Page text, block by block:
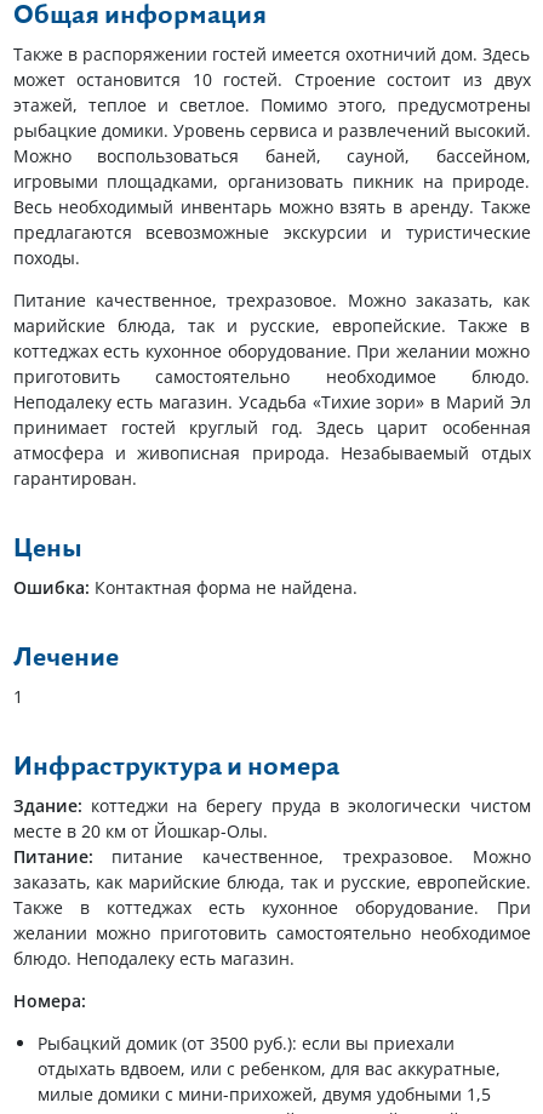
Общая информация
Также в распоряжении гостей имеется охотничий дом. Здесь
может остановится 10 гостей. Строение состоит из двух
этажей, теплое и светлое. Помимо этого, предусмотрены
рыбацкие домики. Уровень сервиса и развлечений высокий.
Можно воспользоваться баней, сауной, бассейном,
игровыми площадками, организовать пикник на природе.
Весь необходимый инвентарь можно взять в аренду. Также
предлагаются всевозможные экскурсии и туристические
походы.
Питание качественное, трехразовое. Можно заказать, как
марийские блюда, так и русские, европейские. Также в
коттеджах есть кухонное оборудование. При желании можно
приготовить самостоятельно необходимое блюдо.
Неподалеку есть магазин. Усадьба «Тихие зори» в Марий Эл
принимает гостей круглый год. Здесь царит особенная
атмосфера и живописная природа. Незабываемый отдых
гарантирован.
Цены
Ошибка: Контактная форма не найдена.
Лечение
1
Инфраструктура и номера
Здание: коттеджи на берегу пруда в экологически чистом
месте в 20 км от Йошкар-Олы.
Питание: питание качественное, трехразовое. Можно
заказать, как марийские блюда, так и русские, европейские.
Также в коттеджах есть кухонное оборудование. При
желании можно приготовить самостоятельно необходимое
блюдо. Неподалеку есть магазин.
Номера:
Рыбацкий домик (от 3500 руб.): если вы приехали
отдыхать вдвоем, или с ребенком, для вас аккуратные,
милые домики с мини-прихожей, двумя удобными 1,5